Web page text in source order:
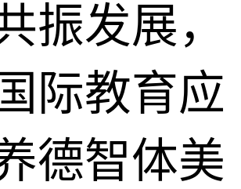
振发展，
际教育应
德智体美